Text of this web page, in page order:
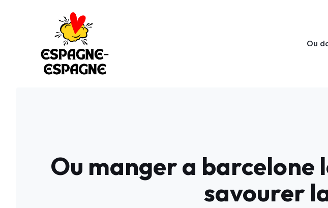
Ou
Ou manger a barcelone
savourer